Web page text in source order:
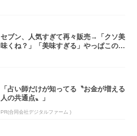
セブン、人気すぎて再々販売→「クソ美
味くね？」「美味すぎる」やっぱこのク
「占い師だけが知ってる〝お金が増える
人の共通点〟」
PR(合同会社デジタルファーム )